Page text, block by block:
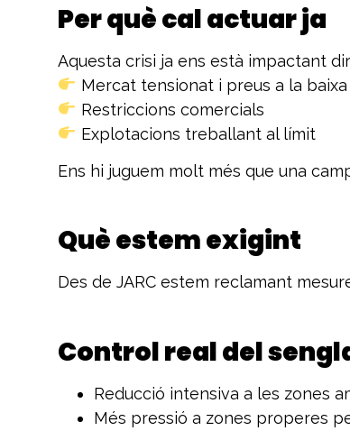
Per què cal actuar ja
Aquesta crisi ja ens està impactant
Mercat tensionat i preus a la baixa
Restriccions comercials
Explotacions treballant al límit
Ens hi juguem molt més que una
Què estem exigint
Des de JARC estem reclamant
Control real del
Reducció intensiva a les zones
Més pressió a zones properes